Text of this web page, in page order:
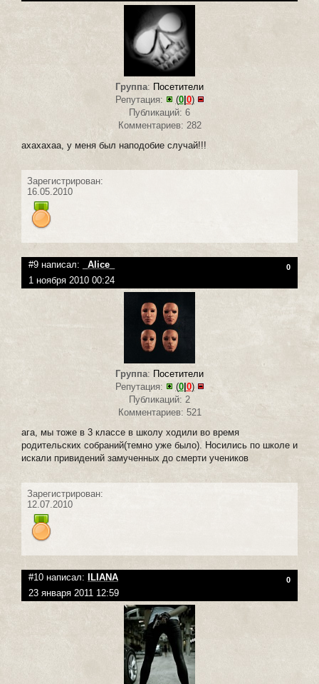
Группа: Посетители
Репутация:
(0| 0)
Публикаций: 6
Комментариев: 282
ахахахаа, у меня был наподобие случай!!!
Зарегистрирован:
16.05.2010
#9 написал: _Alice_ 0
1 ноября 2010 00:24
Группа: Посетители
Репутация:
(0| 0)
Публикаций: 2
Комментариев: 521
ага, мы тоже в 3 классе в школу ходили во время
родительских собраний(темно уже было). Носились по школе и
искали привидений замученных до смерти учеников
Зарегистрирован:
12.07.2010
#10 написал: ILIANA 0
23 января 2011 12:59